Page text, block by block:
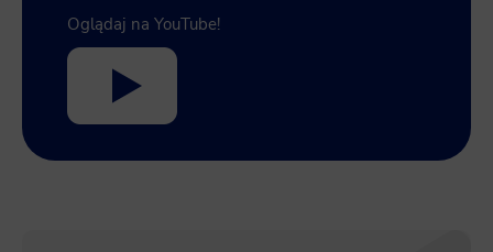
Oglądaj na YouTube!